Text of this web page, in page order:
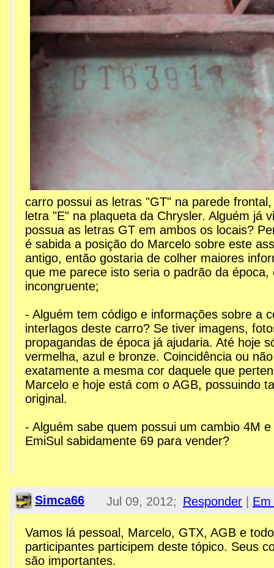
carro possui as letras "GT" na parede
letra "E" na plaqueta da Chrysler. Alguém já
possua as letras GT em ambos os locais?
é sabida a posição do Marcelo sobre este
antigo, então gostaria de colher maiores
que me parece isto seria o padrão da época,
incongruente;
- Alguém tem código e informações sobre a
interlagos deste carro? Se tiver imagens,
propagandas de época já ajudaria. Até hoje
vermelha, azul e bronze. Coincidência ou
exatamente a mesma cor daquele que
Marcelo e hoje está com o AGB, possuindo
original.
- Alguém sabe quem possui um cambio 4M
EmiSul sabidamente 69 para vender?
Simca66 Responder
Jul 09, 2012;
1:49am
Vamos lá pessoal, Marcelo, GTX, AGB e
participantes participem deste tópico. Seus
são importantes.